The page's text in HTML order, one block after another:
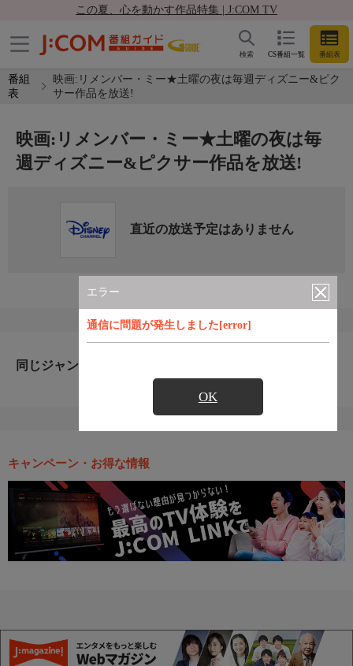
この夏、心を動かす作品特集 | J:COM TV
CS番組一覧 番組表
検索
番組
表
映画:リメンバー・ミー★土曜の夜は毎週ディズニー&ピク
サー作品を放送!
エラー
通信に問題が発生しました[error]
OK
映画:リメンバー・ミー★土曜の夜は毎
週ディズニー&ピクサー作品を放送!
直近の放送予定はありません
同じジャンルのおすすめ番組
キャンペーン・お得な情報